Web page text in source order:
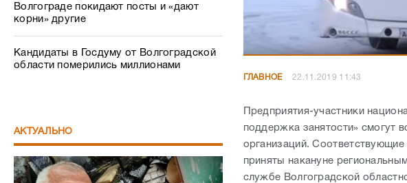
Волгограде покидают посты и «дают
корни» другие
Кандидаты в Госдуму от Волгоградской
области померились миллионами
АКТУАЛЬНО
ГЛАВНОЕ 22.11.2019 11:43
Предприятия-участники
поддержка занятости» смогут
организаций. Соответствующие
приняты накануне
службе Волгоградской